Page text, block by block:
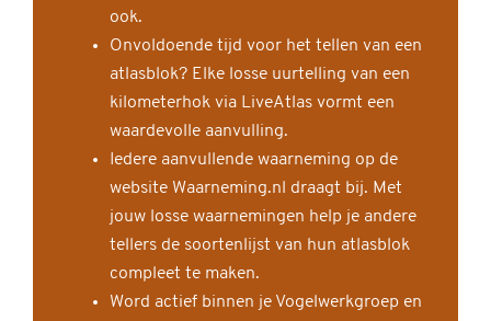
ook.
Onvoldoende tijd voor het tellen van een
atlasblok? Elke losse uurtelling van een
kilometerhok via LiveAtlas vormt een
waardevolle aanvulling.
Iedere aanvullende waarneming op de
website Waarneming.nl draagt bij. Met
jouw losse waarnemingen help je andere
tellers de soortenlijst van hun atlasblok
compleet te maken.
Word actief binnen je Vogelwerkgroep en